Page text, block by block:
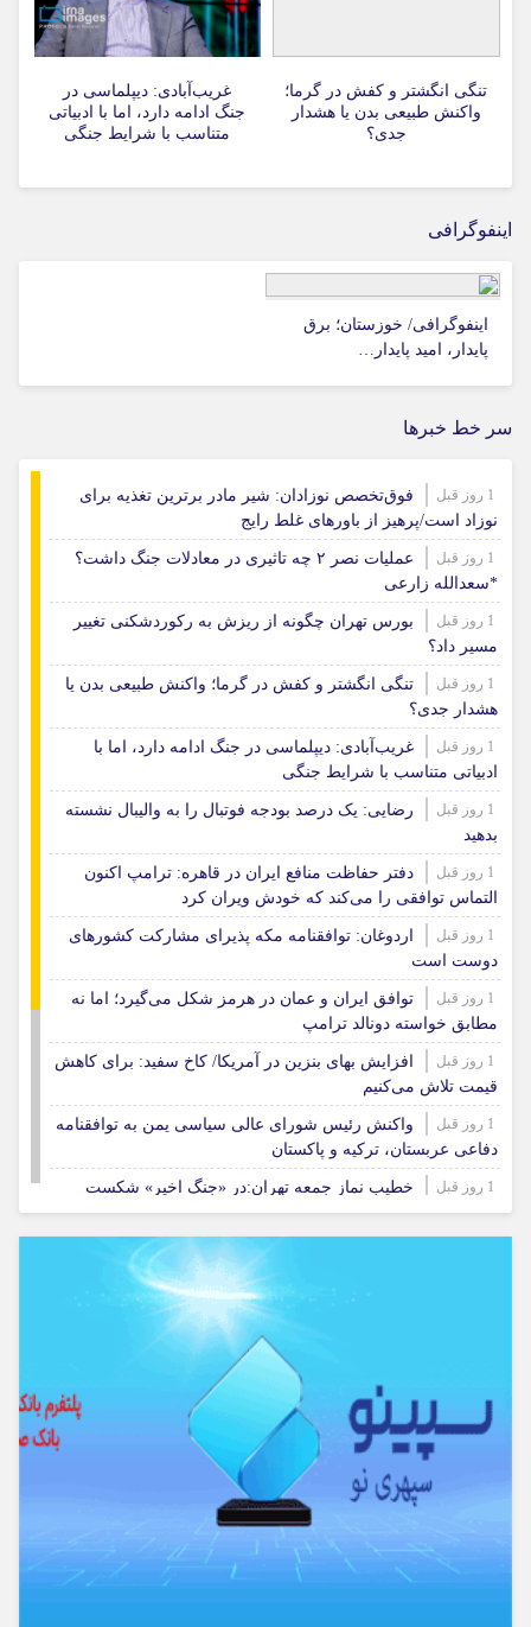
تنگی انگشتر و کفش در گرما؛
واکنش طبیعی بدن یا هشدار
جدی؟
غریب‌آبادی: دیپلماسی در
جنگ ادامه دارد، اما با ادبیاتی
متناسب با شرایط جنگی
اینفوگرافی
اینفوگرافی/ خوزستان؛ برق
پایدار، امید پایدار…
سر خط خبرها
فوق‌تخصص نوزادان: شیر مادر برترین تغذیه برای
نوزاد است/پرهیز از باورهای غلط رایج
عملیات نصر ۲ چه تاثیری در معادلات جنگ داشت؟
*سعدالله زارعی
بورس تهران چگونه از ریزش به رکوردشکنی تغییر
مسیر داد؟
تنگی انگشتر و کفش در گرما؛ واکنش طبیعی بدن یا
هشدار جدی؟
غریب‌آبادی: دیپلماسی در جنگ ادامه دارد، اما با
ادبیاتی متناسب با شرایط جنگی
رضایی: یک درصد بودجه فوتبال را به والیبال نشسته
بدهید
دفتر حفاظت منافع ایران در قاهره: ترامپ اکنون
التماس توافقی را می‌کند که خودش ویران کرد
اردوغان: توافقنامه مکه پذیرای مشارکت کشورهای
دوست است
توافق ایران و عمان در هرمز شکل می‌گیرد؛ اما نه
مطابق خواسته دونالد ترامپ
افزایش بهای بنزین در آمریکا/ کاخ سفید: برای کاهش
قیمت تلاش می‌کنیم
واکنش رئیس شورای عالی سیاسی یمن به توافقنامه
دفاعی عربستان، ترکیه و پاکستان
خطیب نماز جمعه تهران:در «جنگ اخیر» شکست
دیگری را به آمریکا تحمیل کردیم
نشست خبری رئیس‌جمهور همزمان با روز خبرنگار
امام جمعه ایلام: اقتدار ایران تهدیدهای پوشالی دشمن
هلیلان افتتاح می‌شود